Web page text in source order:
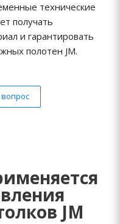
технические
получать
и гарантировать
полотен JM.
JM